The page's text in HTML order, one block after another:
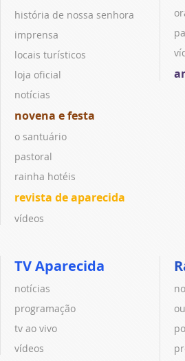
história de nossa senhora
imprensa
locais turísticos
loja oficial
notícias
novena e festa
o santuário
pastoral
rainha hotéis
revista de aparecida
vídeos
TV Aparecida
notícias
programação
tv ao vivo
vídeos